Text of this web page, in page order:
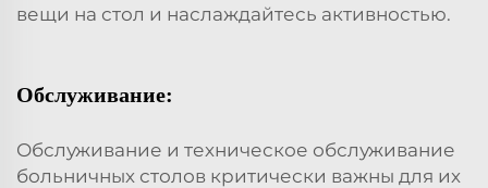
вещи на стол и наслаждайтесь активностью.
Обслуживание:
Обслуживание и техническое обслуживание
больничных столов критически важны для их